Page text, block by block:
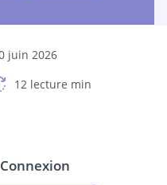
juin 2026
12 lecture min